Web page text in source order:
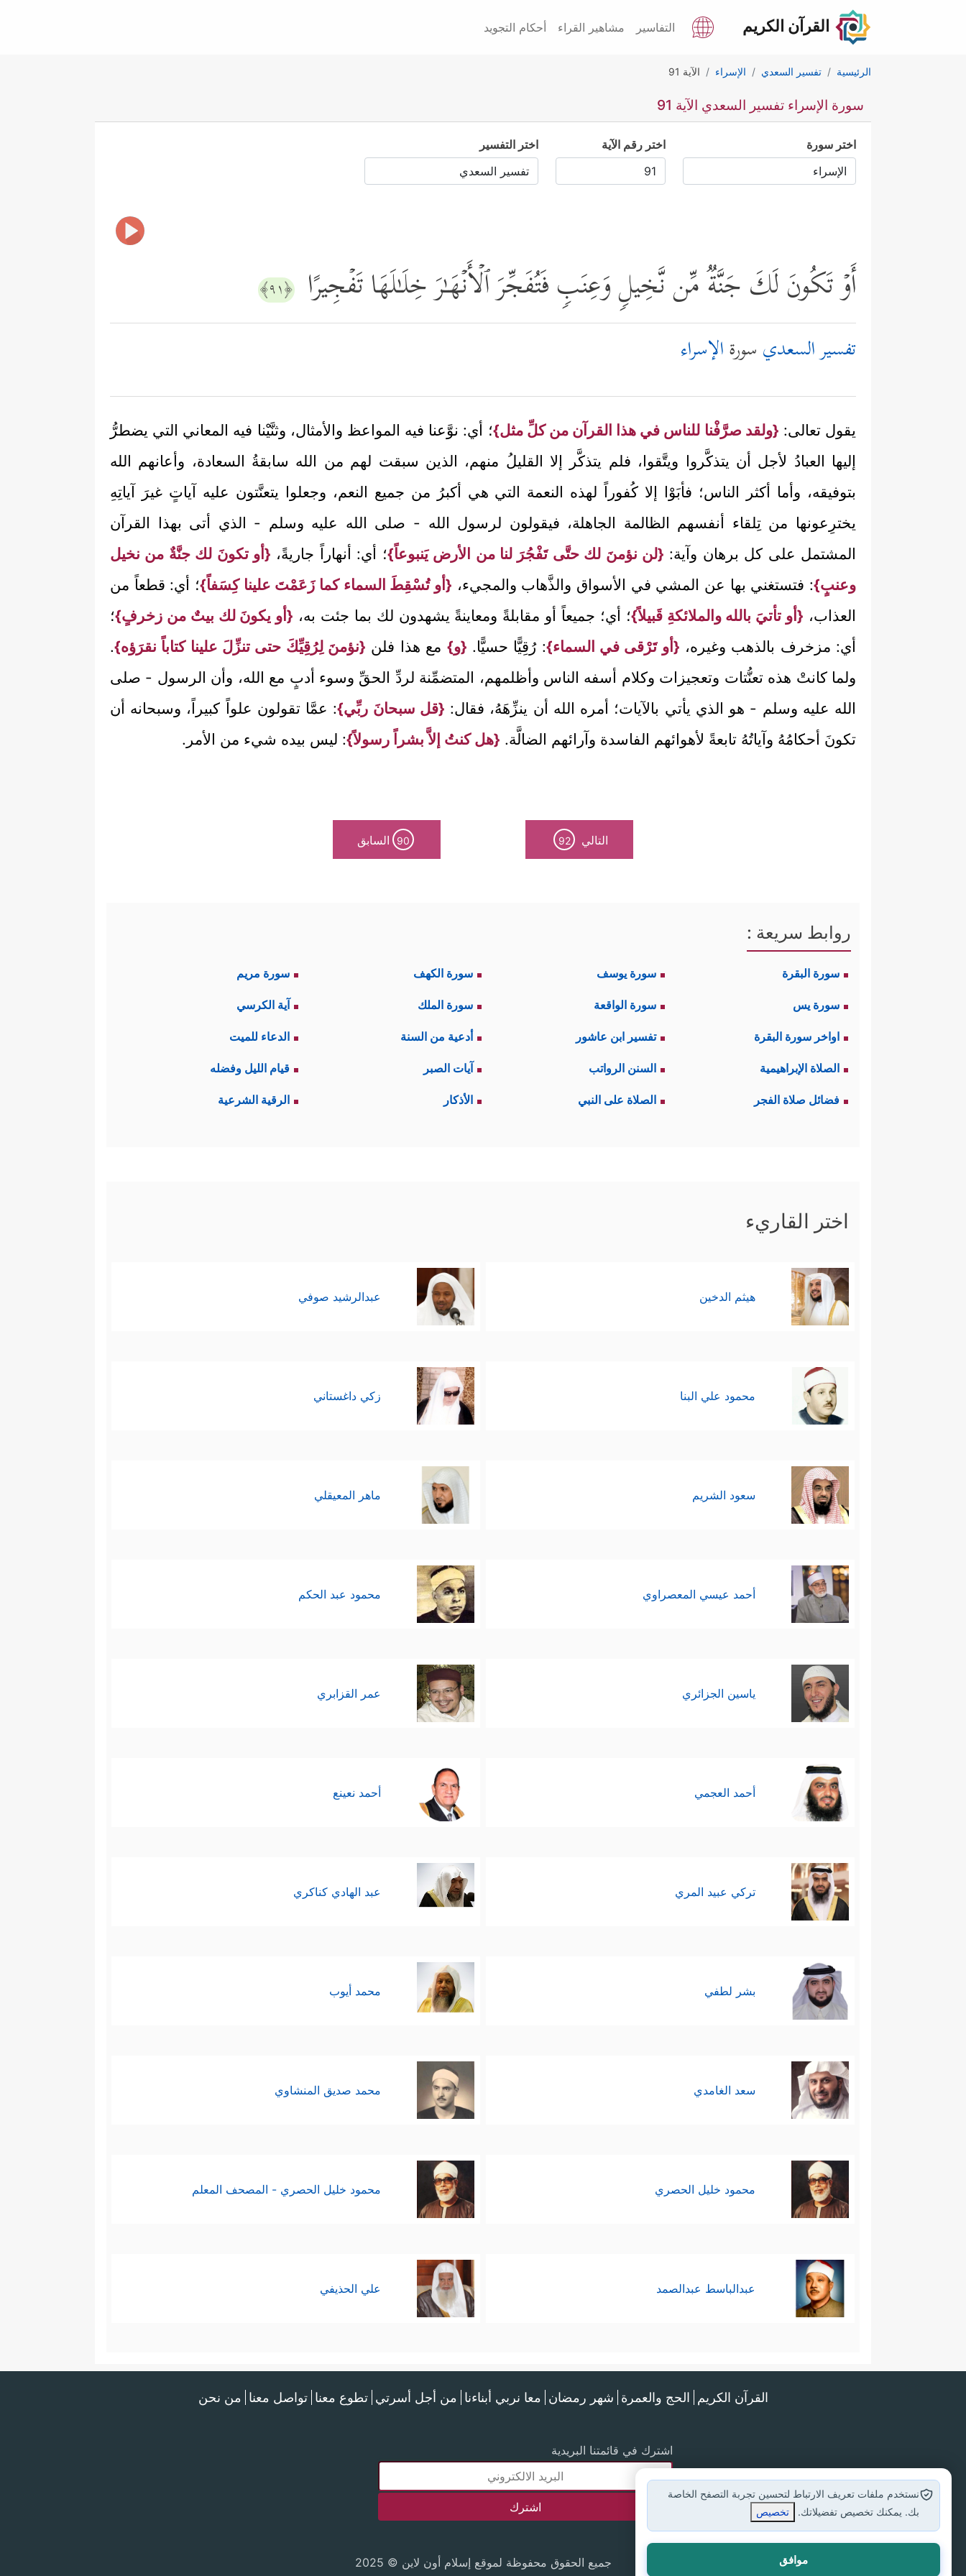
القرآن الكريم التفاسير مشاهير القراء أحكام التجويد
الرئيسية تفسير السعدي الإسراء الآية 91
سورة الإسراء تفسير السعدي الآية 91
اختر سورة اختر رقم الآية اختر التفسير
أَوۡ تَكُونَ لَكَ جَنَّةࣱ مِّن نَّخِیلࣲ وَعِنَبࣲ فَتُفَجِّرَ ٱلۡأَنۡهَـٰرَ خِلَـٰلَهَا تَفۡجِیرًا ﴿٩١﴾
تفسير السعدي سورةالإسراء
يقول تعالى: {ولقد صرَّفْنا للناس في هذا القرآن من كلِّ مثل}؛ أي: نوَّعنا فيه المواعظ والأمثال، وثنَّيْنا فيه المعاني التي يضطرُّ
إليها العبادُ لأجل أن يتذكَّروا ويتَّقوا، فلم يتذكَّر إلا القليلُ منهم، الذين سبقت لهم من الله سابقةُ السعادة، وأعانهم الله
بتوفيقه، وأما أكثر الناس؛ فأبَوْا إلا كُفوراً لهذه النعمة التي هي أكبرُ من جميع النعم، وجعلوا يتعنَّتون عليه آياتٍ غيرَ آياتِهِ
يخترِعونها من تِلقاء أنفسهم الظالمة الجاهلة، فيقولون لرسول الله - صلى الله عليه وسلم - الذي أتى بهذا القرآن
المشتمل على كل برهان وآية: {لن نؤمنَ لك حتَّى تَفْجُرَ لنا من الأرض يَنبوعاً}؛ أي: أنهاراً جاريةً، {أو تكونَ لك جنَّةٌ من نخيل
وعنبٍ}: فتستغني بها عن المشي في الأسواق والذَّهاب والمجيء، {أو تُسْقِطَ السماء كما زَعَمْتَ علينا كِسَفاً}؛ أي: قطعاً من
العذاب، {أو تأتيَ بالله والملائكةِ قَبيلاً}؛ أي؛ جميعاً أو مقابلةً ومعاينةً يشهدون لك بما جئت به، {أو يكونَ لك بيتٌ من زخرفٍ}؛
أي: مزخرف بالذهب وغيره، {أو تَرْقى في السماء}: رُقِيًّا حسيًّا. {و} مع هذا فلن {نؤمنَ لِرُقِيِّكَ حتى تنزِّلَ علينا كتاباً نقرَؤه}.
ولما كانتْ هذه تعنُّتات وتعجيزات وكلام أسفه الناس وأظلمهم، المتضمِّنة لردِّ الحقِّ وسوء أدبٍ مع الله، وأن الرسول - صلى
الله عليه وسلم - هو الذي يأتي بالآيات؛ أمره الله أن ينزِّهَهُ، فقال: {قل سبحانَ ربِّي}: عمَّا تقولون علواً كبيراً، وسبحانه أن
تكونَ أحكامُهُ وآياتُهُ تابعةً لأهوائهم الفاسدة وآرائهم الضالَّة. {هل كنتُ إلاَّ بشراً رسولاً}: ليس بيده شيء من الأمر.
التالي 92
90 السابق
روابط سريعة :
سورة البقرة سورة يوسف سورة الكهف سورة مريم
سورة يس سورة الواقعة سورة الملك آية الكرسي
اواخر سورة البقرة تفسير ابن عاشور أدعية من السنة الدعاء للميت
الصلاة الإبراهيمية السنن الرواتب آيات الصبر قيام الليل وفضله
فضائل صلاة الفجر الصلاة على النبي الأذكار الرقية الشرعية
اختر القاريء
هيثم الدخين عبدالرشيد صوفي
محمود علي البنا زكي داغستاني
سعود الشريم ماهر المعيقلي
أحمد عيسي المعصراوي محمود عبد الحكم
ياسين الجزائري عمر القزابري
أحمد العجمي أحمد نعينع
تركي عبيد المري عبد الهادي كناكري
بشر لطفي محمد أيوب
سعد الغامدي محمد صديق المنشاوي
محمود خليل الحصري محمود خليل الحصري - المصحف المعلم
عبدالباسط عبدالصمد علي الحذيفي
القرآن الكريم الحج والعمرة شهر رمضان معا نربي أبناءنا من أجل أسرتي تطوع معنا تواصل معنا من نحن
اشترك في قائمتنا البريدية
جميع الحقوق محفوظة لموقع إسلام أون لاين © 2025
نستخدم ملفات تعريف الارتباط لتحسين تجربة التصفح الخاصة
بك. يمكنك تخصيص تفضيلاتك.
تخصيص
موافق